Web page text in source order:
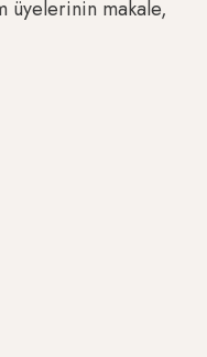
üyelerinin makale,